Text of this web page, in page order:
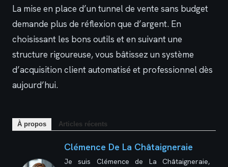
La mise en place d’un tunnel de vente sans budget
demande plus de réflexion que d’argent. En
choisissant les bons outils et en suivant une
structure rigoureuse, vous bâtissez un système
d’acquisition client automatisé et professionnel dès
aujourd’hui.
À propos Articles récents
Clémence De La Châtaigneraie
Je suis Clémence de La Châtaigneraie,